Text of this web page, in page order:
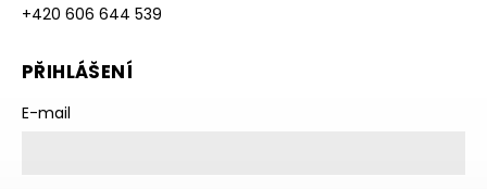
+420 606 644 539
PŘIHLÁŠENÍ
E-mail